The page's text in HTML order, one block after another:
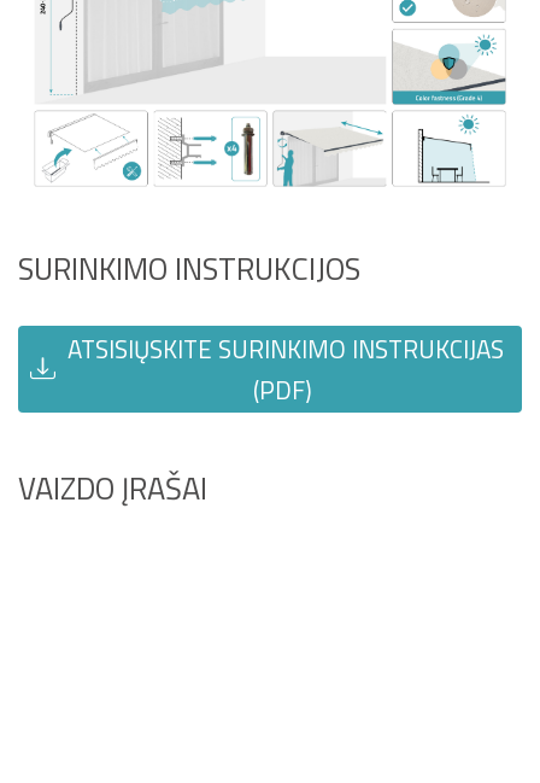
SURINKIMO INSTRUKCIJOS
ATSISIŲSKITE SURINKIMO INSTRUKCIJAS
(PDF)
VAIZDO ĮRAŠAI